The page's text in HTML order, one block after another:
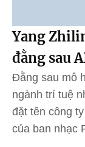
Yang
đằng sau
Đằng sau mô
ngành trí tuệ
đặt tên công
của ban nhạc